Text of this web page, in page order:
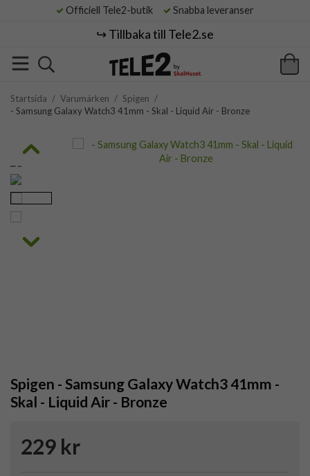
Officiell Tele2-butik Snabba leveranser
↪️ Tillbaka till Tele2.se
Startsida / Varumärken / Spigen /
- Samsung Galaxy Watch3 41mm - Skal - Liquid Air - Bronze
Spigen - Samsung Galaxy Watch3 41mm -
Skal - Liquid Air - Bronze
229 kr